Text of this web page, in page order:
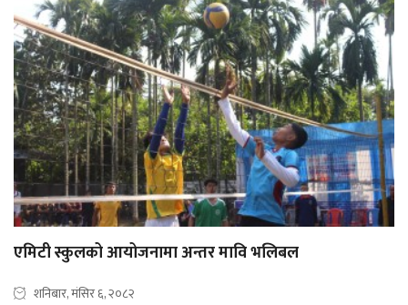
एमिटी स्कुलको आयोजनामा अन्तर मावि भलिबल
शनिबार, मंसिर ६, २०८२